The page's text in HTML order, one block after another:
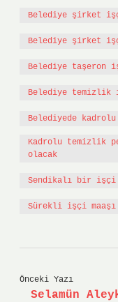
Belediye şirket
Belediye şirket
Belediye taşeron
Belediye temizlik
Belediyede
Kadrolu temizlik
olacak
Sendikalı bir işçi
Sürekli işçi maaşı
Önceki Yazı
Selamün